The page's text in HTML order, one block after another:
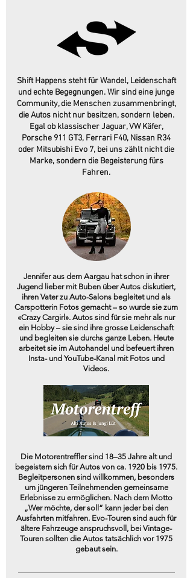
Shift Happens steht für Wandel, Leidenschaft
und echte Begegnungen. Wir sind eine junge
Community, die Menschen zusammenbringt,
die Autos nicht nur besitzen, sondern leben.
Egal ob klassischer Jaguar, VW Käfer,
Porsche 911 GT3, Ferrari F40, Nissan R34
oder Mitsubishi Evo 7, bei uns zählt nicht die
Marke, sondern die Begeisterung fürs
Fahren.
Jennifer aus dem Aargau hat schon in ihrer
Jugend lieber mit Buben über Autos diskutiert,
ihren Vater zu Auto-Salons begleitet und als
Carspotterin Fotos gemacht – so wurde sie zum
«Crazy Cargirl». Autos sind für sie mehr als nur
ein Hobby – sie sind ihre grosse Leidenschaft
und begleiten sie durchs ganze Leben. Heute
arbeitet sie im Autohandel und befeuert ihren
Insta- und YouTube-Kanal mit Fotos und
Videos.
Die Motorentreffler sind 18–35 Jahre alt und
begeistern sich für Autos von ca. 1920 bis 1975.
Begleitpersonen sind willkommen, besonders
um jüngeren Teilnehmenden gemeinsame
Erlebnisse zu ermöglichen. Nach dem Motto
„Wer möchte, der soll“ kann jeder bei den
Ausfahrten mitfahren. Evo-Touren sind auch für
ältere Fahrzeuge anspruchsvoll, bei Vintage-
Touren sollten die Autos tatsächlich vor 1975
gebaut sein.